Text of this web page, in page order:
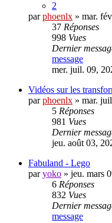
2
parphoenlx » mar.
37 Réponses
998 Vues
Dernier
message
mer. juil. 09,
Vidéos sur les
parphoenlx » mar.
5 Réponses
981 Vues
Dernier
jeu. août 03,
Fabuland - Lego
paryoko » jeu. mars
6 Réponses
832 Vues
Dernier
message